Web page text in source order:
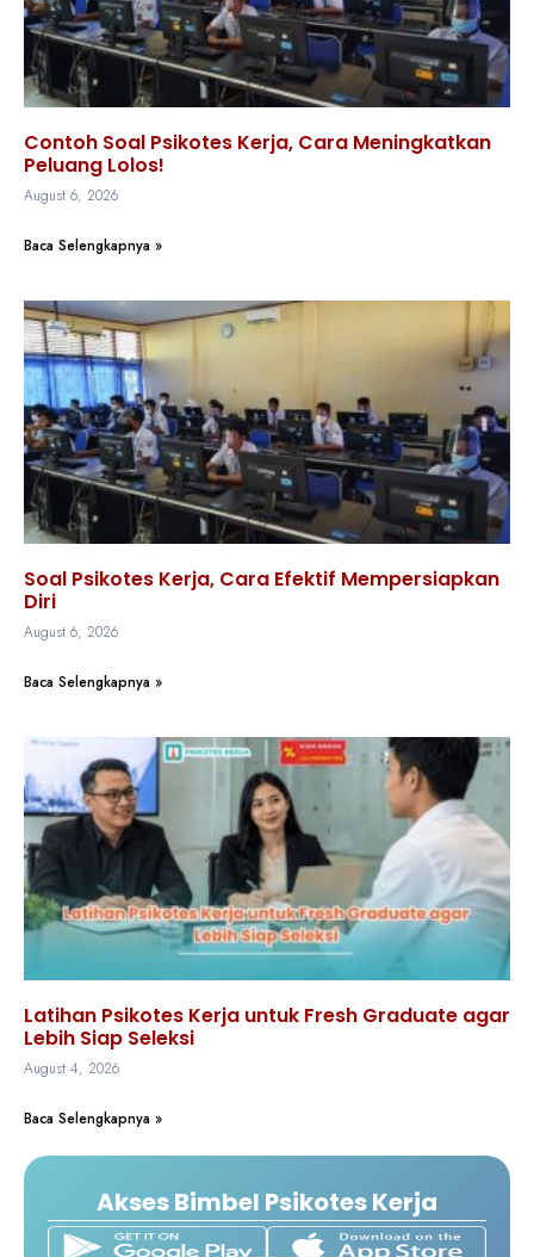
Contoh Soal Psikotes Kerja, Cara Meningkatkan
Peluang Lolos!
August 6, 2026
Baca Selengkapnya »
Soal Psikotes Kerja, Cara Efektif Mempersiapkan
Diri
August 6, 2026
Baca Selengkapnya »
Latihan Psikotes Kerja untuk Fresh Graduate agar
Lebih Siap Seleksi
August 4, 2026
Baca Selengkapnya »
Akses Bimbel Psikotes Kerja